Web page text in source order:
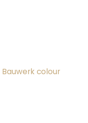
Bauwerk colour